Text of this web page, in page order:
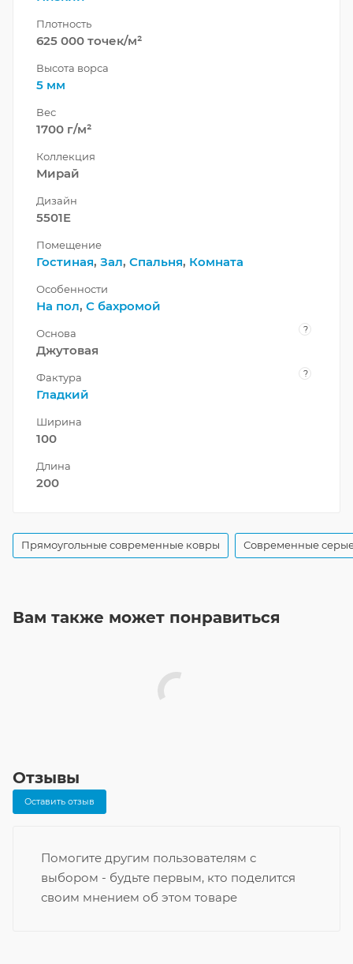
Плотность
625 000 точек/м²
Высота ворса
5 мм
Вес
1700 г/м²
Коллекция
Мирай
Дизайн
5501E
Помещение
Гостиная, Зал, Спальня, Комната
Особенности
На пол, С бахромой
Основа ?
Джутовая
Фактура ?
Гладкий
Ширина
100
Длина
200
Прямоугольные современные ковры Современные
Вам также может понравиться
Отзывы
Оставить отзыв
Помогите другим пользователям с
выбором - будьте первым, кто поделится
своим мнением об этом товаре